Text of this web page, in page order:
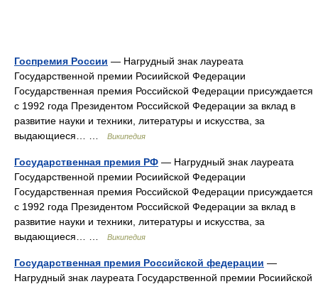
Госпремия России — Нагрудный знак лауреата
Государственной премии Росиийской Федерации
Государственная премия Российской Федерации присуждается
с 1992 года Президентом Российской Федерации за вклад в
развитие науки и техники, литературы и искусства, за
выдающиеся… …
Википедия
Государственная премия РФ — Нагрудный знак лауреата
Государственной премии Росиийской Федерации
Государственная премия Российской Федерации присуждается
с 1992 года Президентом Российской Федерации за вклад в
развитие науки и техники, литературы и искусства, за
выдающиеся… …
Википедия
Государственная премия Российской федерации —
Нагрудный знак лауреата Государственной премии Росиийской